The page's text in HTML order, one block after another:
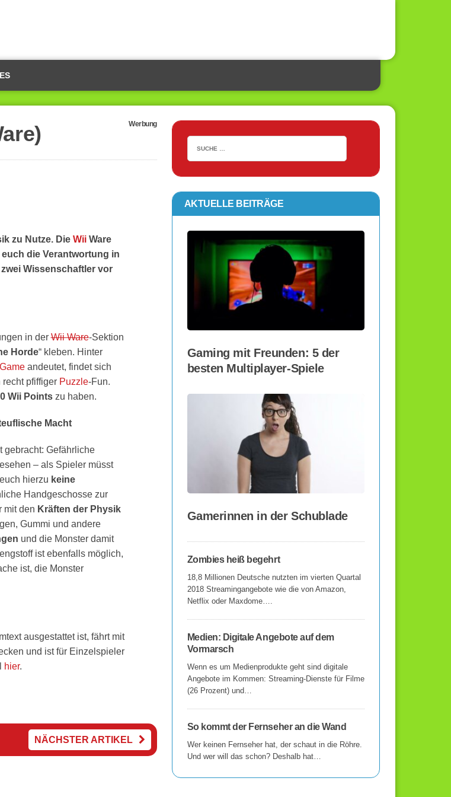
Werbung
zu Nutze. Die WiiWare
die Verantwortung in
Wissenschaftler vor
in derWii Ware-Sektion
Horde“ kleben. Hinter
Gameandeutet, findet sich
pfiffiger Puzzle-Fun.
Wii Pointszu haben.
Macht
gebracht: Gefährliche
– als Spieler müsst
hierzu keine
Handgeschosse zur
mit den Kräften der Physik
Gummi und andere
und die Monster damit
ist ebenfalls möglich,
ist, die Monster
ausgestattet ist, fährt mit
und ist für Einzelspieler
hier.
NÄCHSTER ARTIKEL
AKTUELLE BEITRÄGE
Gaming mit Freunden: 5 der
besten Multiplayer-Spiele
Gamerinnen in der Schublade
Zombies heiß begehrt
18,8 Millionen Deutsche nutzten im vierten Quartal
2018 Streamingangebote wie die von Amazon,
Netflix oder Maxdome….
Medien: Digitale Angebote auf dem
Vormarsch
Wenn es um Medienprodukte geht sind digitale
Angebote im Kommen: Streaming-Dienste für Filme
(26 Prozent) und…
So kommt der Fernseher an die Wand
Wer keinen Fernseher hat, der schaut in die Röhre.
Und wer will das schon? Deshalb hat…